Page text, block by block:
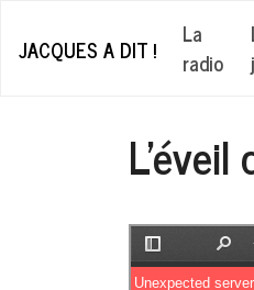
JACQUES A DIT !
La
radio